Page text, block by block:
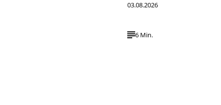
03.08.2026
6 Min.